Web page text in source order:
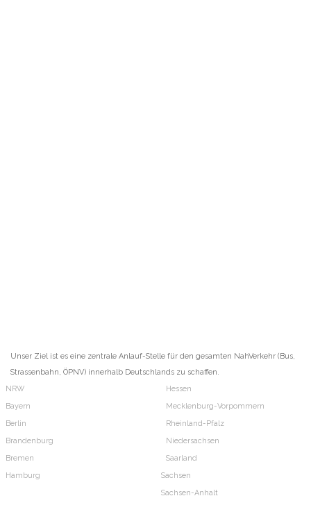
Unser Ziel ist es eine zentrale Anlauf-Stelle für den gesamten NahVerkehr (Bus,
Strassenbahn, ÖPNV) innerhalb Deutschlands zu schaffen.
NRW
Bayern
Berlin
Brandenburg
Bremen
Hamburg
Hessen
Mecklenburg-Vorpommern
Rheinland-Pfalz
Niedersachsen
Saarland
Sachsen
Sachsen-Anhalt